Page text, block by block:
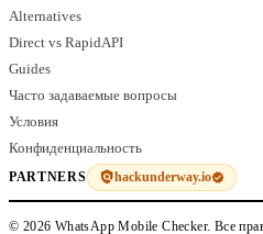
Alternatives
Direct vs RapidAPI
Guides
Часто задаваемые вопросы
Условия
Конфиденциальность
PARTNERS hackunderway.io
© 2026 WhatsApp Mobile Checker. Все